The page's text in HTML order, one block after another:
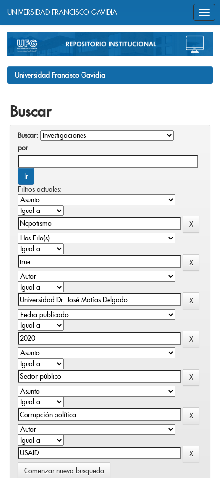
navigation
UNIVERSIDAD FRANCISCO GAVIDIA
Universidad Francisco Gavidia
Buscar
Buscar:
por
Filtros actuales:
Comenzar nueva busqueda